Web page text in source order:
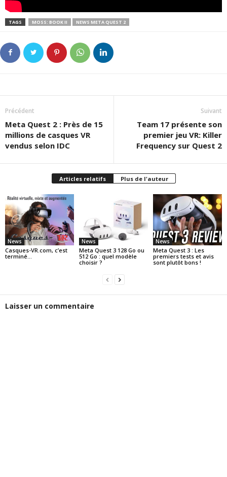
TAGS MOSS: BOOK II NEWS META QUEST 2
Précédent
Meta Quest 2 : Près de 15
millions de casques VR
vendus selon IDC
Suivant
Team 17 présente son
premier jeu VR: Killer
Frequency sur Quest 2
Articles relatifs Plus de l'auteur
News
Casques-VR.com, c’est
terminé…
News
Meta Quest 3 128 Go ou
512 Go : quel modèle
choisir ?
News
Meta Quest 3 : Les
premiers tests et avis
sont plutôt bons !
Laisser un commentaire